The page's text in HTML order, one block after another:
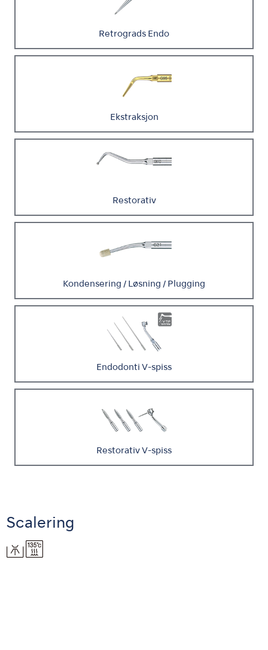
Retrograds Endo
Ekstraksjon
Restorativ
Kondensering / Løsning / Plugging
Endodonti V-spiss
Restorativ V-spiss
Scalering